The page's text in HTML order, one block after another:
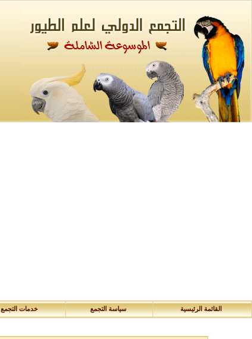
القائمة الرئيسية سياسة التجمع خدمات التجمع